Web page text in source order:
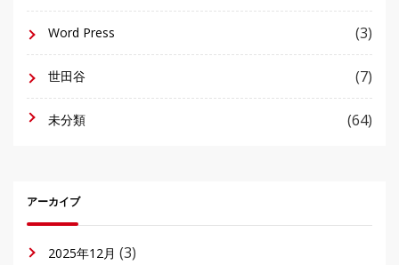
Word Press (3)
世田谷 (7)
未分類 (64)
アーカイブ
2025年12月 (3)